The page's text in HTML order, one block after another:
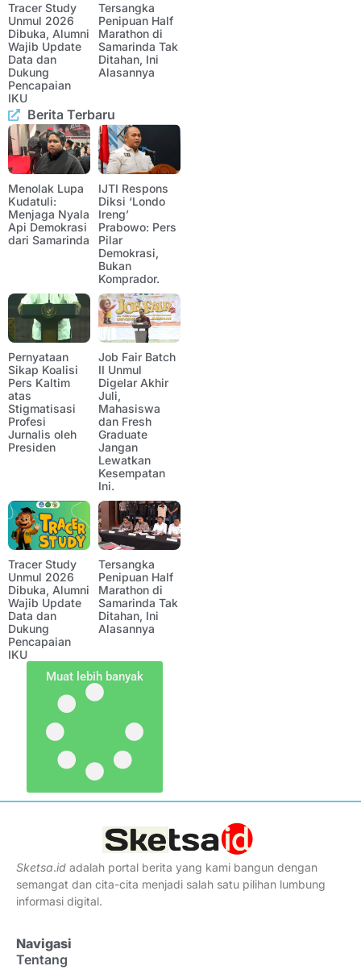
Tracer Study
Unmul 2026
Dibuka, Alumni
Wajib Update
Data dan
Dukung
Pencapaian
IKU
Tersangka
Penipuan Half
Marathon di
Samarinda Tak
Ditahan, Ini
Alasannya
Berita Terbaru
Menolak Lupa
Kudatuli:
Menjaga Nyala
Api Demokrasi
dari Samarinda
IJTI Respons
Diksi ‘Londo
Ireng’
Prabowo: Pers
Pilar
Demokrasi,
Bukan
Komprador.
Pernyataan
Sikap Koalisi
Pers Kaltim
atas
Stigmatisasi
Profesi
Jurnalis oleh
Presiden
Job Fair Batch
II Unmul
Digelar Akhir
Juli,
Mahasiswa
dan Fresh
Graduate
Jangan
Lewatkan
Kesempatan
Ini.
Tracer Study
Unmul 2026
Dibuka, Alumni
Wajib Update
Data dan
Dukung
Pencapaian
IKU
Tersangka
Penipuan Half
Marathon di
Samarinda Tak
Ditahan, Ini
Alasannya
Muat lebih banyak
Sketsa.id adalah portal berita yang kami bangun dengan
semangat dan cita-cita menjadi salah satu pilihan lumbung
informasi digital.
Navigasi
Tentang